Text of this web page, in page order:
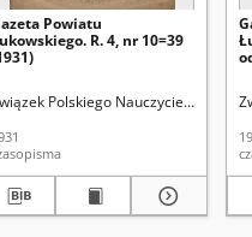
Powszechnych Sory, Włodzimierz.
Powiatu
R. 4, nr 10=39
Polskiego Nauczycielstwa